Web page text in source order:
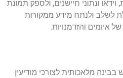
וידאו ונתוני חיישנים, ולספק תמונת
לשלב ולנתח מידע ממקורות
איומים והזדמנויות.
מלאכותית לצורכי מודיעין